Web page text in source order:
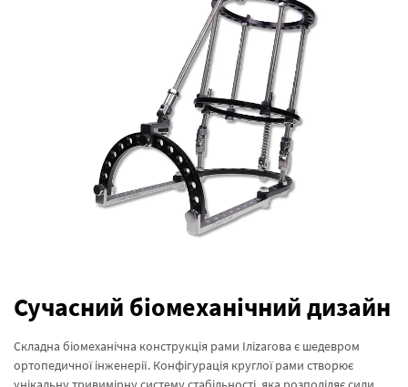
Сучасний біомеханічний дизайн
Складна біомеханічна конструкція рами Іліzarова є шедевром
ортопедичної інженерії. Конфігурація круглої рами створює